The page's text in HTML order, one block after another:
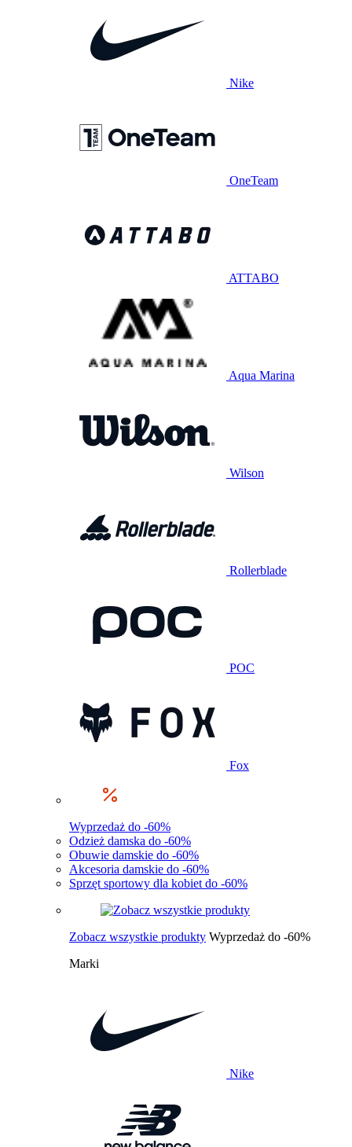
Nike
OneTeam
ATTABO
Aqua Marina
Wilson
Rollerblade
POC
Fox
Wyprzedaż do -60%
Odzież damska do -60%
Obuwie damskie do -60%
Akcesoria damskie do -60%
Sprzęt sportowy dla kobiet do -60%
Zobacz wszystkie produkty Wyprzedaż do -60%
Marki
Nike